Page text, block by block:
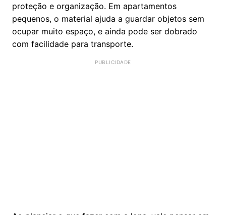
proteção e organização. Em apartamentos
pequenos, o material ajuda a guardar objetos sem
ocupar muito espaço, e ainda pode ser dobrado
com facilidade para transporte.